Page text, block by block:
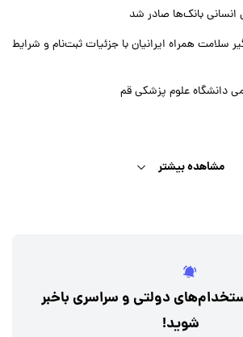
انسانی بانک‌ها صادر شد
سلامت همراه ایرانیان با جزئیات ثبت‌نام و شرایط
دانشگاه علوم پزشکی قم
مشاهده بیشتر
دولتی و سراسری باخبر
شوید!